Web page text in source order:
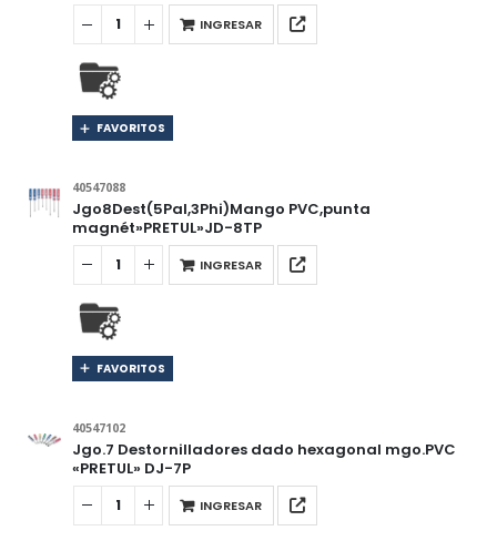
INGRESAR
FAVORITOS
40547088
Jgo8Dest(5Pal,3Phi)Mango PVC,punta
magnét»PRETUL»JD-8TP
INGRESAR
FAVORITOS
40547102
Jgo.7 Destornilladores dado hexagonal mgo.PVC
«PRETUL» DJ-7P
INGRESAR